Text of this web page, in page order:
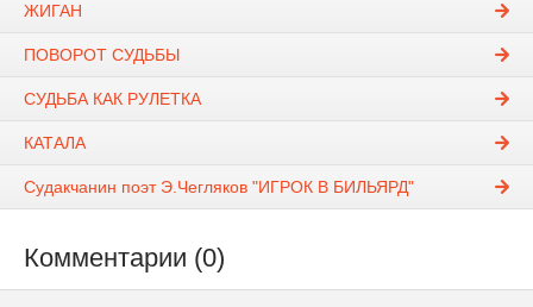
ЖИГАН
ПОВОРОТ СУДЬБЫ
СУДЬБА КАК РУЛЕТКА
КАТАЛА
Судакчанин поэт Э.Чегляков "ИГРОК В БИЛЬЯРД"
Комментарии (0)